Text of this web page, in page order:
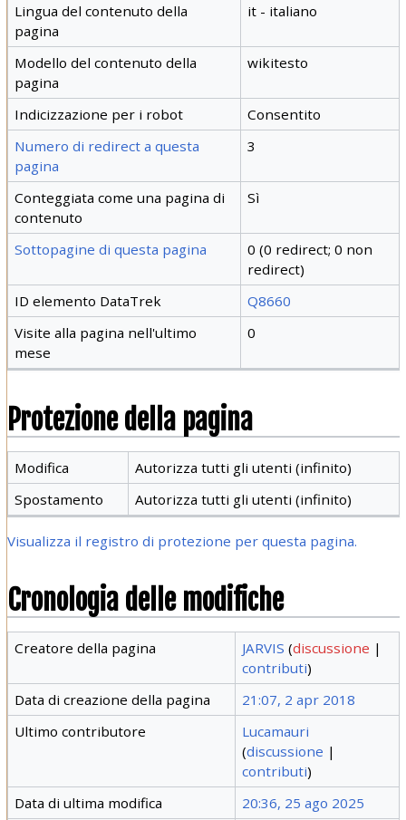
Lingua del contenuto della
pagina
it - italiano
Modello del contenuto della
pagina
wikitesto
Indicizzazione per i robot
Consentito
Numero di redirect a questa
pagina
3
Conteggiata come una pagina di
contenuto
Sì
Sottopagine di questa pagina
0 (0 redirect; 0 non
redirect)
ID elemento DataTrek
Q8660
Visite alla pagina nell'ultimo
mese
0
Protezione della pagina
Modifica
Autorizza tutti gli utenti (infinito)
Spostamento
Autorizza tutti gli utenti (infinito)
Visualizza il registro di protezione per questa pagina.
Cronologia delle modifiche
Creatore della pagina JARVIS (discussione |
contributi)
Data di creazione della pagina
21:07, 2 apr 2018
Ultimo contributore
Lucamauri
(discussione |
contributi)
Data di ultima modifica
20:36, 25 ago 2025